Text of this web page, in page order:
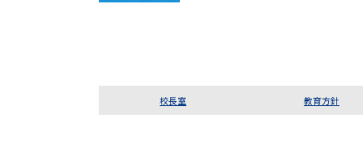
校長室 教育方針